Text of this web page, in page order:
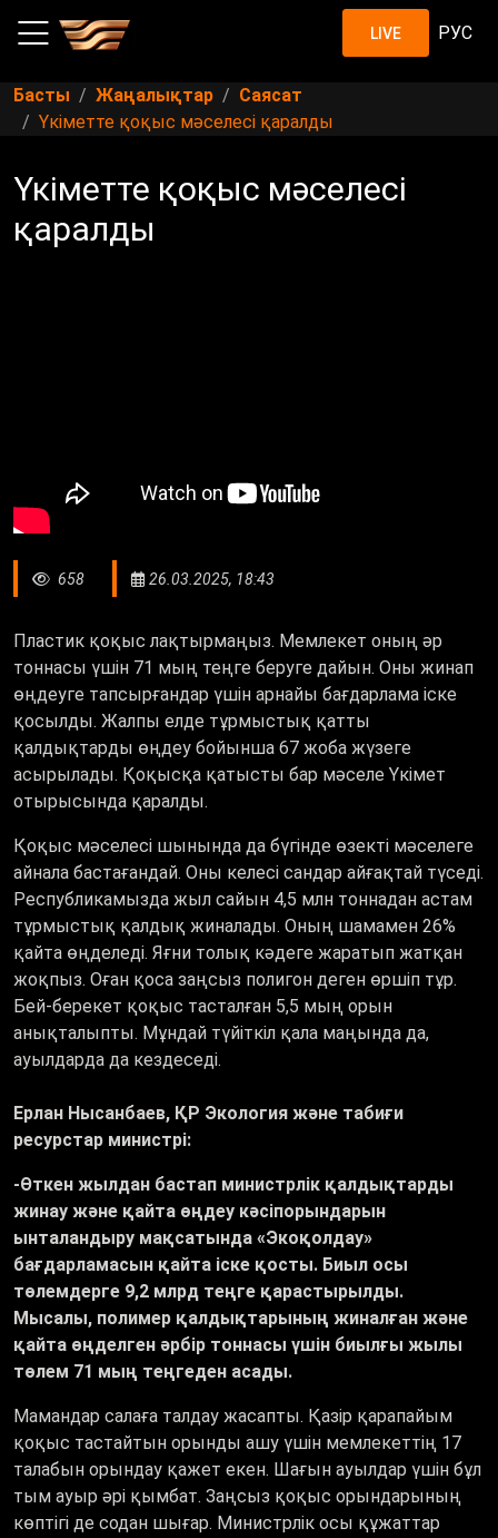
LIVE РУС
Басты Жаңалықтар
Саясат
Үкіметте қоқыс мәселесі қаралды
Үкіметте қоқыс мәселесі
қаралды
658 26.03.2025, 18:43
Пластик қоқыс лақтырмаңыз. Мемлекет оның әр
тоннасы үшін 71 мың теңге беруге дайын. Оны жинап
өңдеуге тапсырғандар үшін арнайы бағдарлама іске
қосылды. Жалпы елде тұрмыстық қатты
қалдықтарды өңдеу бойынша 67 жоба жүзеге
асырылады. Қоқысқа қатысты бар мәселе Үкімет
отырысында қаралды.
Қоқыс мәселесі шынында да бүгінде өзекті мәселеге
айнала бастағандай. Оны келесі сандар айғақтай түседі.
Республикамызда жыл сайын 4,5 млн тоннадан астам
тұрмыстық қалдық жиналады. Оның шамамен 26%
қайта өңделеді. Яғни толық кәдеге жаратып жатқан
жоқпыз. Оған қоса заңсыз полигон деген өршіп тұр.
Бей-берекет қоқыс тасталған 5,5 мың орын
анықталыпты. Мұндай түйіткіл қала маңында да,
ауылдарда да кездеседі.
Ерлан Нысанбаев, ҚР Экология және табиғи
ресурстар министрі:
-Өткен жылдан бастап министрлік қалдықтарды
жинау және қайта өңдеу кәсіпорындарын
ынталандыру мақсатында «Экоқолдау»
бағдарламасын қайта іске қосты. Биыл осы
төлемдерге 9,2 млрд теңге қарастырылды.
Мысалы, полимер қалдықтарының жиналған және
қайта өңделген әрбір тоннасы үшін биылғы жылы
төлем 71 мың теңгеден асады.
Мамандар салаға талдау жасапты. Қазір қарапайым
қоқыс тастайтын орынды ашу үшін мемлекеттің 17
талабын орындау қажет екен. Шағын ауылдар үшін бұл
тым ауыр әрі қымбат. Заңсыз қоқыс орындарының
көптігі де содан шығар. Министрлік осы құжаттар